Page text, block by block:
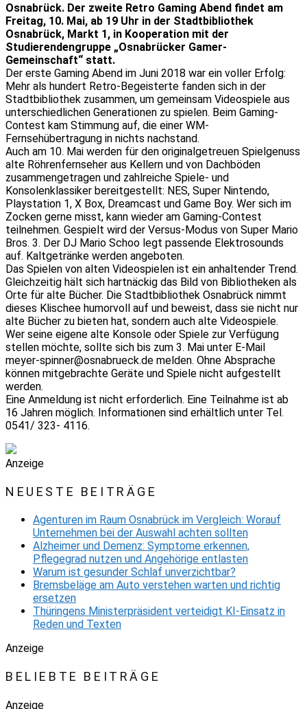
Osnabrück. Der zweite Retro Gaming Abend findet am
Freitag, 10. Mai, ab 19 Uhr in der Stadtbibliothek
Osnabrück, Markt 1, in Kooperation mit der
Studierendengruppe „Osnabrücker Gamer-
Gemeinschaft“ statt.
Der erste Gaming Abend im Juni 2018 war ein voller Erfolg:
Mehr als hundert Retro-Begeisterte fanden sich in der
Stadtbibliothek zusammen, um gemeinsam Videospiele aus
unterschiedlichen Generationen zu spielen. Beim Gaming-
Contest kam Stimmung auf, die einer WM-
Fernsehübertragung in nichts nachstand.
Auch am 10. Mai werden für den originalgetreuen Spielgenuss
alte Röhrenfernseher aus Kellern und von Dachböden
zusammengetragen und zahlreiche Spiele- und
Konsolenklassiker bereitgestellt: NES, Super Nintendo,
Playstation 1, X Box, Dreamcast und Game Boy. Wer sich im
Zocken gerne misst, kann wieder am Gaming-Contest
teilnehmen. Gespielt wird der Versus-Modus von Super Mario
Bros. 3. Der DJ Mario Schoo legt passende Elektrosounds
auf. Kaltgetränke werden angeboten.
Das Spielen von alten Videospielen ist ein anhaltender Trend.
Gleichzeitig hält sich hartnäckig das Bild von Bibliotheken als
Orte für alte Bücher. Die Stadtbibliothek Osnabrück nimmt
dieses Klischee humorvoll auf und beweist, dass sie nicht nur
alte Bücher zu bieten hat, sondern auch alte Videospiele.
Wer seine eigene alte Konsole oder Spiele zur Verfügung
stellen möchte, sollte sich bis zum 3. Mai unter E-Mail
meyer-spinner@osnabrueck.de melden. Ohne Absprache
können mitgebrachte Geräte und Spiele nicht aufgestellt
werden.
Eine Anmeldung ist nicht erforderlich. Eine Teilnahme ist ab
16 Jahren möglich. Informationen sind erhältlich unter Tel.
0541/ 323- 4116.
Anzeige
NEUESTE BEITRÄGE
Agenturen im Raum Osnabrück im Vergleich: Worauf
Unternehmen bei der Auswahl achten sollten
Alzheimer und Demenz: Symptome erkennen,
Pflegegrad nutzen und Angehörige entlasten
Warum ist gesunder Schlaf unverzichtbar?
Bremsbeläge am Auto verstehen warten und richtig
ersetzen
Thüringens Ministerpräsident verteidigt KI-Einsatz in
Reden und Texten
Anzeige
BELIEBTE BEITRÄGE
Anzeige